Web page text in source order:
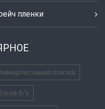
пленки
плитка
б/у